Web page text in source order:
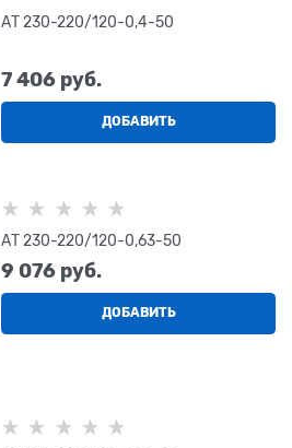
АТ 230-220/120-0,4-50
7 406 руб.
ДОБАВИТЬ
АТ 230-220/120-0,63-50
9 076 руб.
ДОБАВИТЬ